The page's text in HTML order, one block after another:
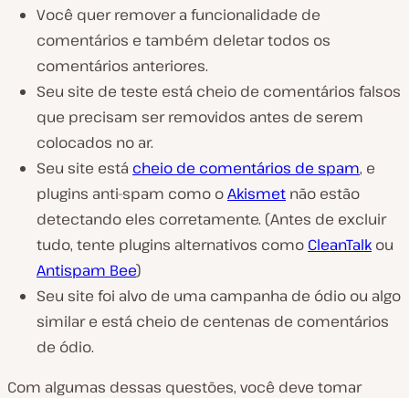
Você quer remover a funcionalidade de
comentários e também deletar todos os
comentários anteriores.
Seu site de teste está cheio de comentários falsos
que precisam ser removidos antes de serem
colocados no ar.
Seu site está cheio de comentários de spam, e
plugins anti-spam como oAkismet não estão
detectando eles corretamente. (Antes de excluir
tudo, tente plugins alternativos como CleanTalk ou
Antispam Bee)
Seu site foi alvo de uma campanha de ódio ou algo
similar e está cheio de centenas de comentários
de ódio.
Com algumas dessas questões, você deve tomar